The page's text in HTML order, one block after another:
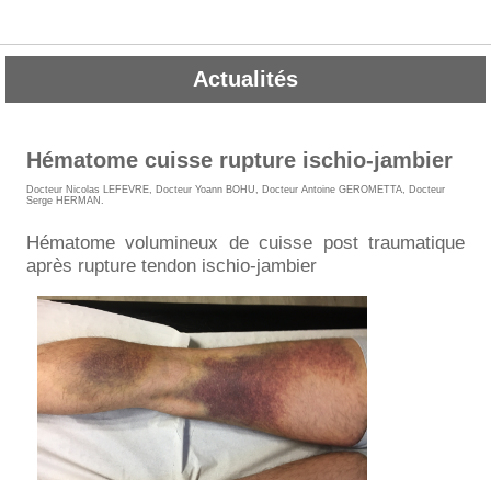
Actualités
Hématome cuisse rupture ischio-jambier
Docteur Nicolas LEFEVRE, Docteur Yoann BOHU, Docteur Antoine GEROMETTA, Docteur
Serge HERMAN .
Hématome volumineux de cuisse post traumatique
après rupture tendon ischio-jambier